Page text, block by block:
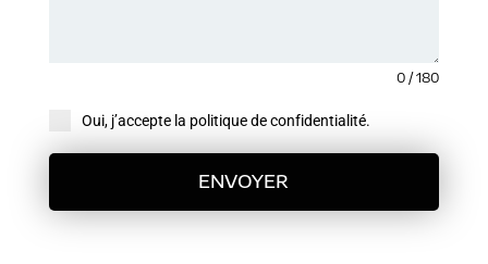
0 / 180
Oui, j’accepte la politique de confidentialité.
ENVOYER